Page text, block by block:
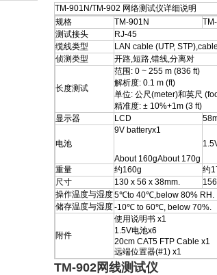
TM-901N/TM-902 网络测试仪详细说明
规格
TM-901N
测试接头
RJ-45
缆线类型
LAN cable (UTP,
侦测类型
开路,短路,错线,分离对
长度测试
范围: 0 ~ 255 m (836 ft)
解析度: 0.1 m (ft)
单位: 公尺(meter)和英尺
精准度: ± 10%+1m (3 ft)
显示器
LCD
电池
9V batteryx1
About 160gAbout 170g
重量 约160g
约
尺寸
130 x 56 x 38mm.
操作温度与湿度5℃to 40℃,below 80% RH.
储存温度与湿度-10℃ to 60℃, below 70%.
附件
使用说明书 x1
1.5V电池x6
20cm CAT5 FTP Cable x1
远端位置器(#1) x1
TM-902网线测试仪